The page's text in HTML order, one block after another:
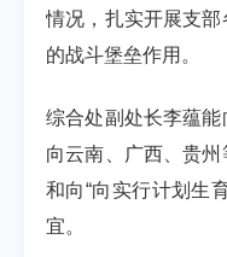
情况，扎实开展支
的战斗堡垒作用。
综合处副处长李蕴
向云南、广西、贵
和向“向实行计划生
宜。